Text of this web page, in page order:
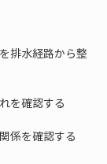
排水経路から整